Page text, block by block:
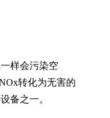
样会污染空
转化为无害的
备之一。